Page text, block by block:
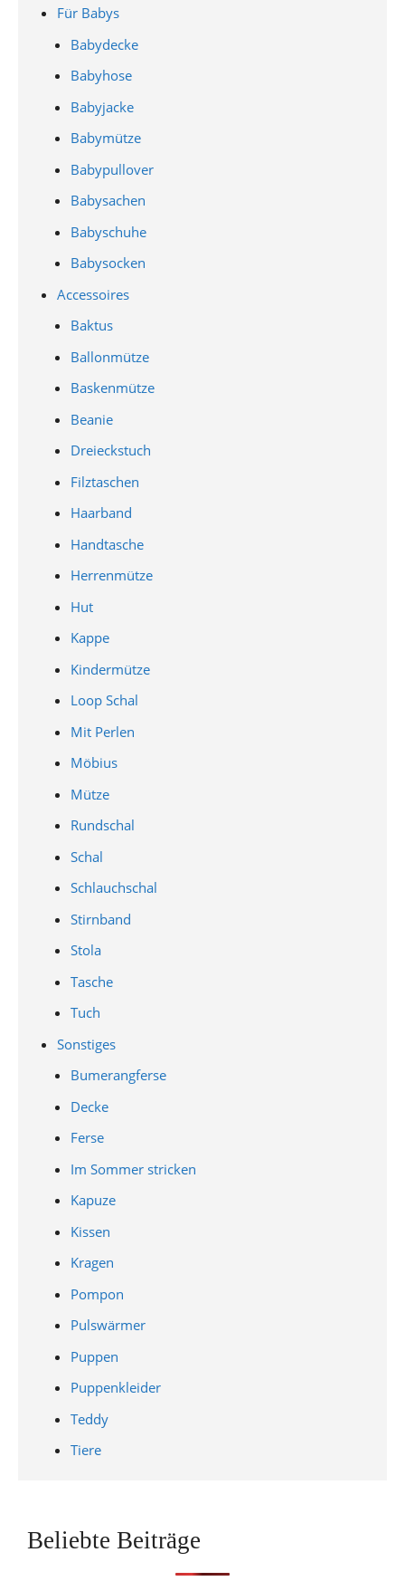
Für Babys
Babydecke
Babyhose
Babyjacke
Babymütze
Babypullover
Babysachen
Babyschuhe
Babysocken
Accessoires
Baktus
Ballonmütze
Baskenmütze
Beanie
Dreieckstuch
Filztaschen
Haarband
Handtasche
Herrenmütze
Hut
Kappe
Kindermütze
Loop Schal
Mit Perlen
Möbius
Mütze
Rundschal
Schal
Schlauchschal
Stirnband
Stola
Tasche
Tuch
Sonstiges
Bumerangferse
Decke
Ferse
Im Sommer stricken
Kapuze
Kissen
Kragen
Pompon
Pulswärmer
Puppen
Puppenkleider
Teddy
Tiere
Beliebte Beiträge